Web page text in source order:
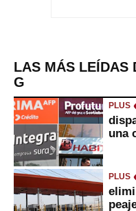
LAS MÁS LEÍDAS
G
PLUS
una
PLUS